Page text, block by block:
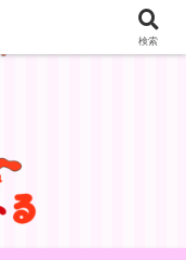
検索